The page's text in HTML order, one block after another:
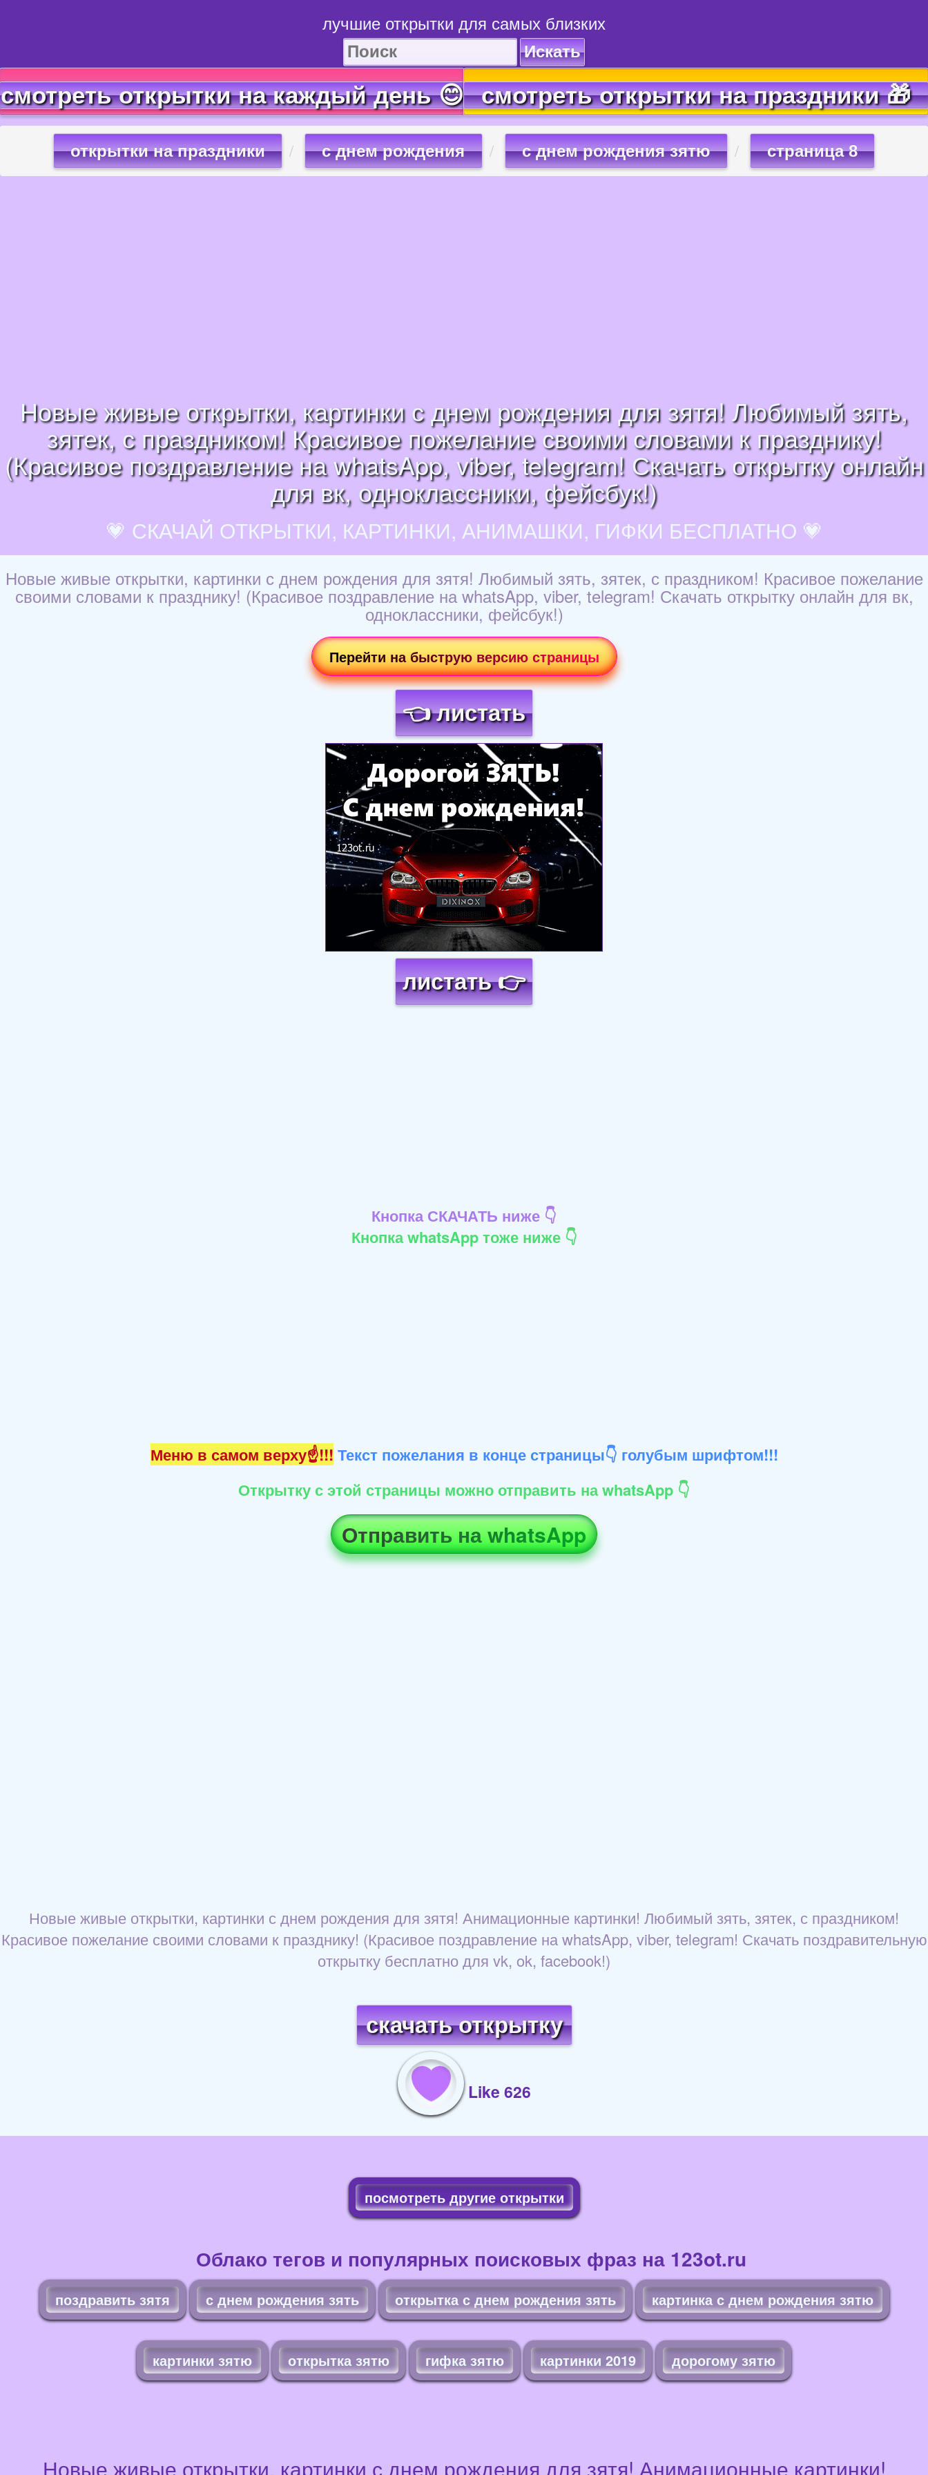
лучшие открытки для самых близких
Искать
смотреть открытки на каждый день 😊 смотреть открытки на праздники 🎁
открытки на праздники с днем рождения с днем рождения зятю страница 8
Новые живые открытки, картинки с днем рождения для зятя! Любимый зять,
зятек, с праздником! Красивое пожелание своими словами к празднику!
(Красивое поздравление на whatsApp, viber, telegram! Скачать открытку онлайн
для вк, одноклассники, фейсбук!)
💗 СКАЧАЙ ОТКРЫТКИ, КАРТИНКИ, АНИМАШКИ, ГИФКИ БЕСПЛАТНО 💗
Новые живые открытки, картинки с днем рождения для зятя! Любимый зять, зятек, с праздником! Красивое пожелание
своими словами к празднику! (Красивое поздравление на whatsApp, viber, telegram! Скачать открытку онлайн для вк,
одноклассники, фейсбук!)
Перейти на быструю версию страницы
👈 листать
Загрузка картинки...
листать 👉
Кнопка СКАЧАТЬ ниже 👇
Кнопка whatsApp тоже ниже 👇
Меню в самом верху☝!!! Текст пожелания в конце страницы👇 голубым шрифтом!!!
Открытку с этой страницы можно отправить на whatsApp 👇
Отправить на whatsApp
Новые живые открытки, картинки с днем рождения для зятя! Анимационные картинки! Любимый зять, зятек, с праздником!
Красивое пожелание своими словами к празднику! (Красивое поздравление на whatsApp, viber, telegram! Скачать поздравительную
открытку бесплатно для vk, ok, facebook!)
скачать открытку
Like 626
посмотреть другие открытки
Облако тегов и популярных поисковых фраз на 123ot.ru
поздравить зятя с днем рождения зять открытка с днем рождения зять картинка с днем рождения зятю
картинки зятю открытка зятю гифка зятю картинки 2019 дорогому зятю
Новые живые открытки, картинки с днем рождения для зятя! Анимационные картинки!